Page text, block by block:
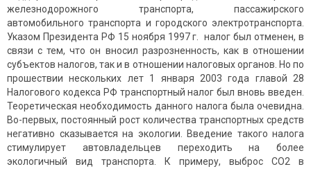
железнодорожного транспорта, пассажирского
автомобильного транспорта и городского электротранспорта.
Указом Президента РФ 15 ноября 1997 г. налог был отменен, в
связи с тем, что он вносил разрозненность, как в отношении
субъектов налогов, так и в отношении налоговых органов. Но по
прошествии нескольких лет 1 января 2003 года главой 28
Налогового кодекса РФ транспортный налог был вновь введен.
Теоретическая необходимость данного налога была очевидна.
Во-первых, постоянный рост количества транспортных средств
негативно сказывается на экологии. Введение такого налога
стимулирует автовладельцев переходить на более
экологичный вид транспорта. К примеру, выброс СО2 в